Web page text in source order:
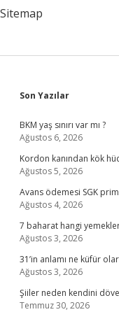
Sitemap
Sidebar
Son Yazılar
BKM yaş sınırı var mı ?
Ağustos 6, 2026
Kordon kanından kök
Ağustos 5, 2026
Avans ödemesi SGK
Ağustos 4, 2026
7 baharat hangi
Ağustos 3, 2026
31’in anlamı ne küfür
Ağustos 3, 2026
Şiiler neden kendini
Temmuz 30, 2026